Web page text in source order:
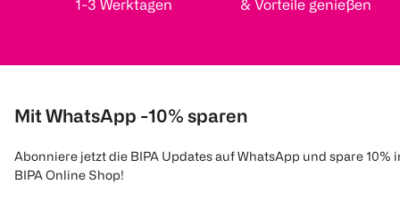
1-3 Werktagen & Vorteile genießen
Mit WhatsApp -10% sparen
Abonniere jetzt die BIPA Updates auf WhatsApp und spare 10%
BIPA Online Shop!